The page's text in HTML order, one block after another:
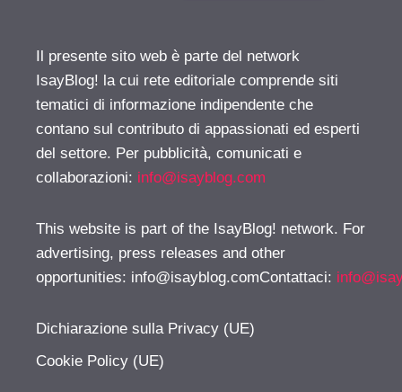
Il presente sito web è parte del network
IsayBlog! la cui rete editoriale comprende siti
tematici di informazione indipendente che
contano sul contributo di appassionati ed esperti
del settore. Per pubblicità, comunicati e
collaborazioni: info@isayblog.com
This website is part of the IsayBlog! network. For
advertising, press releases and other
opportunities: info@isayblog.comContattaci:
Dichiarazione sulla Privacy (UE)
Cookie Policy (UE)